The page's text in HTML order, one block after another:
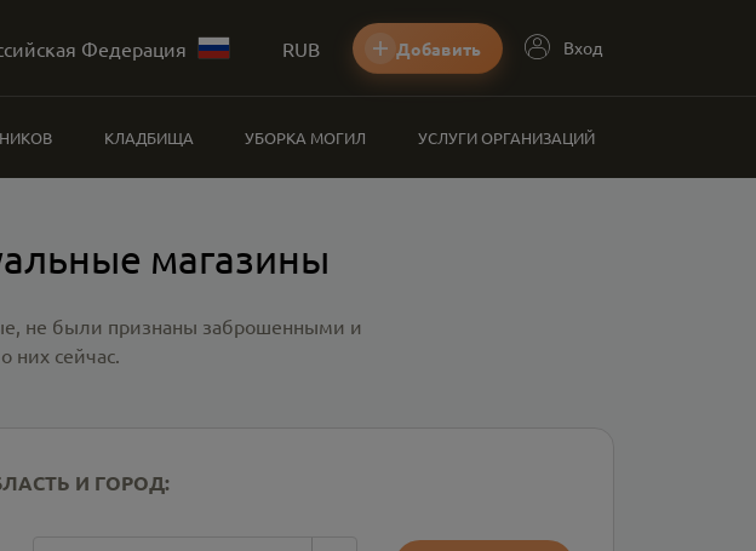
Федерация RUB Добавить Вход
КЛАДБИЩА УБОРКА МОГИЛ УСЛУГИ ОРГАНИЗАЦИЙ
магазины
не были признаны заброшенными и
них сейчас.
И ГОРОД: